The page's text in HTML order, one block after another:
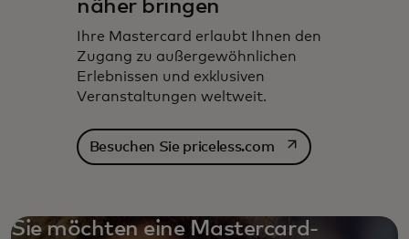
näher bringen
Ihre Mastercard erlaubt Ihnen den
Zugang zu außergewöhnlichen
Erlebnissen und exklusiven
Veranstaltungen weltweit.
Besuchen Sie priceless.comwird in einer
Sie möchten eine Mastercard-